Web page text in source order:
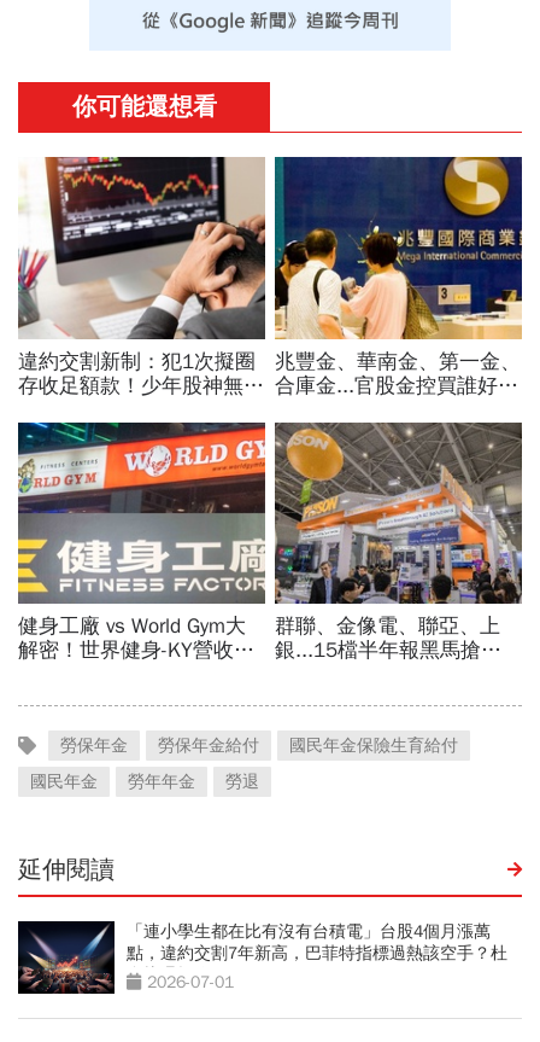
勞保年金 勞保年金給付
國民年金保險生育給付
國民年金
勞年年金 勞退
延伸閱讀
「連小學生都在比有沒有台積電」台股4個月漲萬
點，違約交割7年新高，巴菲特指標過熱該空手？杜
金龍曝操作
2026-07-01